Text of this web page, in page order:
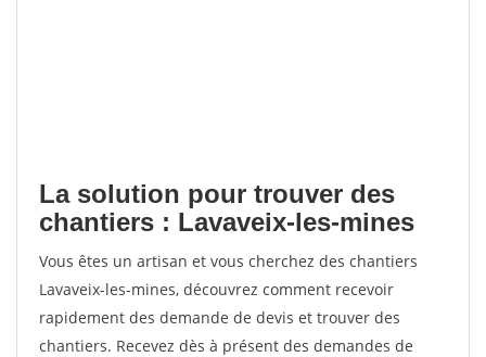
La solution pour trouver des
chantiers : Lavaveix-les-mines
Vous êtes un artisan et vous cherchez des chantiers
Lavaveix-les-mines, découvrez comment recevoir
rapidement des demande de devis et trouver des
chantiers. Recevez dès à présent des demandes de